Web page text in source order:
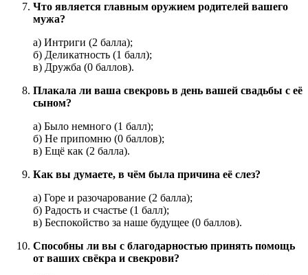
Что является главным оружием родителей вашего
мужа?
а) Интриги (2 балла);
б) Деликатность (1 балл);
в) Дружба (0 баллов).
Плакала ли ваша свекровь в день вашей свадьбы с её
сыном?
а) Было немного (1 балл);
б) Не припомню (0 баллов);
в) Ещё как (2 балла).
Как вы думаете, в чём была причина её слез?
а) Горе и разочарование (2 балла);
б) Радость и счастье (1 балл);
в) Беспокойство за наше будущее (0 баллов).
Способны ли вы с благодарностью принять помощь
от ваших свёкра и свекрови?